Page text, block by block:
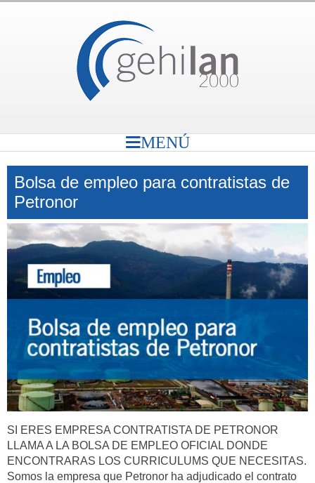
MENÚ
Bolsa de empleo para contratistas de
Petronor
SI ERES EMPRESA CONTRATISTA DE PETRONOR
LLAMA A LA BOLSA DE EMPLEO OFICIAL DONDE
ENCONTRARAS LOS CURRICULUMS QUE NECESITAS.
Somos la empresa que Petronor ha adjudicado el contrato